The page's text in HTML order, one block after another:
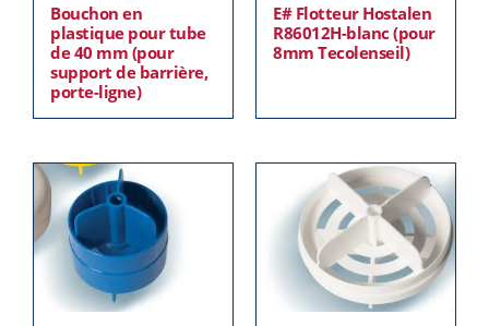
Bouchon en
plastique pour tube
de 40 mm (pour
support de barrière,
porte-ligne)
E# Flotteur Hostalen
R86012H-blanc (pour
8mm Tecolenseil)